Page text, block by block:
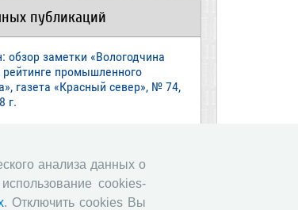
публикаций
обзор заметки «Вологодчина
рейтинге промышленного
газета «Красный север», № 74,
г.
2018 г.
обзор статьи «Повышение
позитивные эффекты и
анализа данных о
cookies-
. Отключить cookies Вы